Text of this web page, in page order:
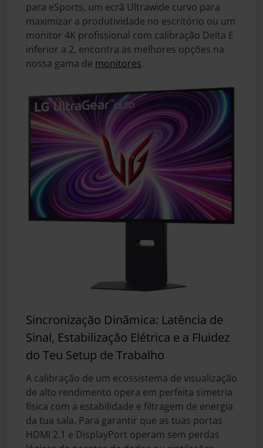
para eSports, um ecrã Ultrawide curvo para
maximizar a produtividade no escritório ou um
monitor 4K profissional com calibração Delta E
inferior a 2, encontra as melhores opções na
nossa gama de monitores.
Sincronização Dinâmica: Latência de
Sinal, Estabilização Elétrica e a Fluidez
do Teu Setup de Trabalho
A calibração de um ecossistema de visualização
de alto rendimento opera em perfeita simetria
física com a estabilidade e filtragem de energia
da tua sala. Para garantir que as tuas portas
HDMI 2.1 e DisplayPort operam sem perdas